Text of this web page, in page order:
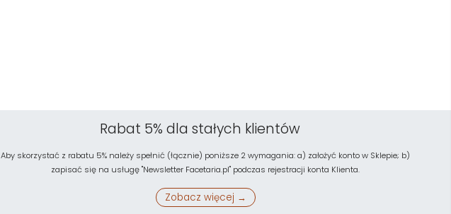
Rabat 5% dla stałych klientów
Aby skorzystać z rabatu 5% należy spełnić (łącznie) poniższe 2 wymagania: a) założyć konto w Sklepie; b)
zapisać się na usługę "Newsletter Facetaria.pl" podczas rejestracji konta Klienta.
Zobacz więcej →